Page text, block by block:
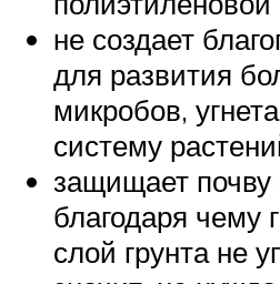
не создает
для развития
микробов,
систему
защищает
благодаря чему
слой грунта не